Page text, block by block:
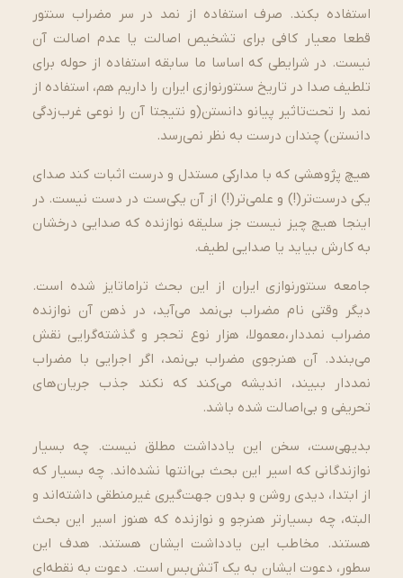
استفاده بکند. صرف استفاده از نمد در سر مضراب سنتور
قطعا معیار کافی برای تشخیص اصالت یا عدم اصالت آن
نیست. در شرایطی که اساسا ما سابقه استفاده از حوله برای
تلطیف صدا در تاریخ سنتورنوازی ایران را داریم هم، استفاده از
نمد را تحت­‌تاثیر پیانو دانستن(و نتیجتا آن را نوعی غرب‌زدگی
دانستن) چندان درست به نظر نمی‌­رسد.
هیچ پژوهشی که با مدارکی مستدل و درست اثبات کند صدای
یکی درست‌­تر(!) و علمی‌­تر(!) از آن یکی­‌ست در دست نیست. در
این­جا هیچ چیز نیست جز سلیقه نوازنده که صدایی درخشان
به کارش بیاید یا صدایی لطیف.
جامعه سنتورنوازی ایران از این بحث تراماتایز شده است.
دیگر وقتی نام مضراب بی­‌نمد می‌آید، در ذهن آن نوازنده
مضراب نمددار،معمولا، هزار نوع تحجر و گذشته­‌گرایی نقش
می‌بندد. آن هنرجوی مضراب بی‌­نمد، اگر اجرایی با مضراب
نمددار ببیند، اندیشه می‌­کند که نکند جذب جریان­‌های
تحریفی و بی‌­اصالت شده باشد.
بدیهی­‌ست، سخن این یادداشت مطلق نیست. چه بسیار
نوازندگانی که اسیر این بحث بی­‌انتها نشده­‌اند. چه بسیار که
از ابتدا، دیدی روشن و بدون­ جهت­‌گیری غیرمنطقی داشته‌­اند و
البته، چه بسیارتر هنرجو و نوازنده که هنوز اسیر این بحث
هستند. مخاطب این یادداشت ایشان­ هستند. هدف این
سطور، دعوت ایشان به یک آتش­‌بس است. دعوت به نقطه­‌ای